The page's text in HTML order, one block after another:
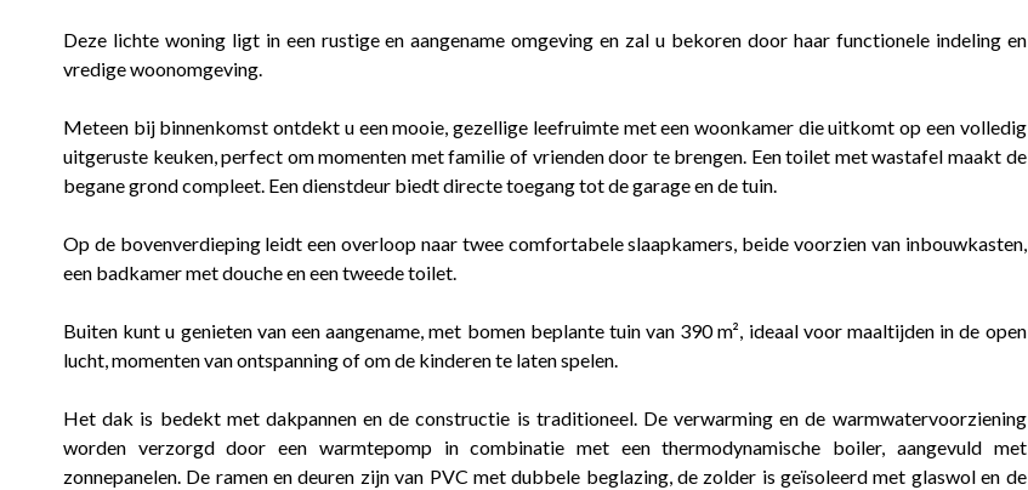
Deze lichte woning ligt in een rustige en aangename omgeving en zal u bekoren door haar functionele indeling en
vredige woonomgeving.
Meteen bij binnenkomst ontdekt u een mooie, gezellige leefruimte met een woonkamer die uitkomt op een volledig
uitgeruste keuken, perfect om momenten met familie of vrienden door te brengen. Een toilet met wastafel maakt de
begane grond compleet. Een dienstdeur biedt directe toegang tot de garage en de tuin.
Op de bovenverdieping leidt een overloop naar twee comfortabele slaapkamers, beide voorzien van inbouwkasten,
een badkamer met douche en een tweede toilet.
Buiten kunt u genieten van een aangename, met bomen beplante tuin van 390 m², ideaal voor maaltijden in de open
lucht, momenten van ontspanning of om de kinderen te laten spelen.
Het dak is bedekt met dakpannen en de constructie is traditioneel. De verwarming en de warmwatervoorziening
worden verzorgd door een warmtepomp in combinatie met een thermodynamische boiler, aangevuld met
zonnepanelen. De ramen en deuren zijn van PVC met dubbele beglazing, de zolder is geïsoleerd met glaswol en de